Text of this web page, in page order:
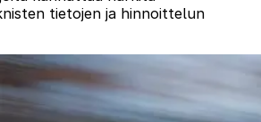
tietojen ja hinnoittelun